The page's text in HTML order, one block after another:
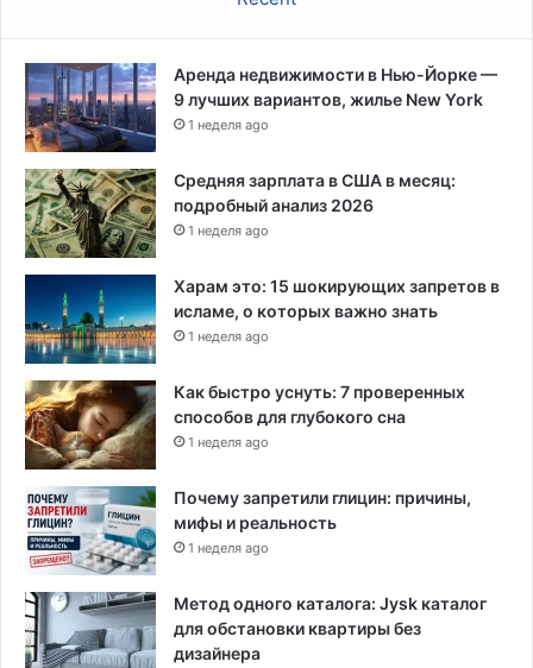
б
ы
п
р
о
е
х
а
т
ь
в
г
у
б
ь
С
Ш
А
й
Аренда недвижимости в Нью-Йорке —
9 лучших вариантов, жилье New York
1 неделя ago
Средняя зарплата в США в месяц:
подробный анализ 2026
1 неделя ago
Харам это: 15 шокирующих запретов в
исламе, о которых важно знать
1 неделя ago
Как быстро уснуть: 7 проверенных
способов для глубокого сна
1 неделя ago
Почему запретили глицин: причины,
мифы и реальность
1 неделя ago
Метод одного каталога: Jysk каталог
для обстановки квартиры без
дизайнера